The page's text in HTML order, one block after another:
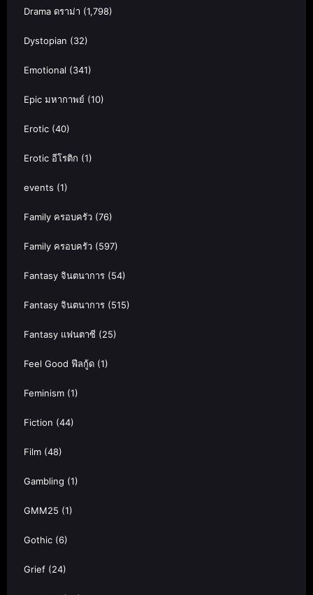
Drama ดราม่า (1,798)
Dystopian (32)
Emotional (341)
Epic มหากาพย์ (10)
Erotic (40)
Erotic อีโรติก (1)
events (1)
Family ครอบครัว (76)
Family ครอบครัว (597)
Fantasy จินตนาการ (54)
Fantasy จินตนาการ (515)
Fantasy แฟนตาซี (25)
Feel Good ฟีลกู้ด (1)
Feminism (1)
Fiction (44)
Film (48)
Gambling (1)
GMM25 (1)
Gothic (6)
Grief (24)